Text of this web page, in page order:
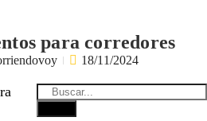
para corredores
18/11/2024